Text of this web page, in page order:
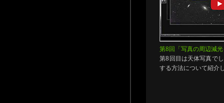
第8回「写真の周辺減
第8回目は天体写真で
する方法について紹介